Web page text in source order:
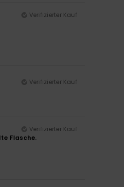
Verifizierter Kauf
Verifizierter Kauf
Verifizierter Kauf
Flasche.